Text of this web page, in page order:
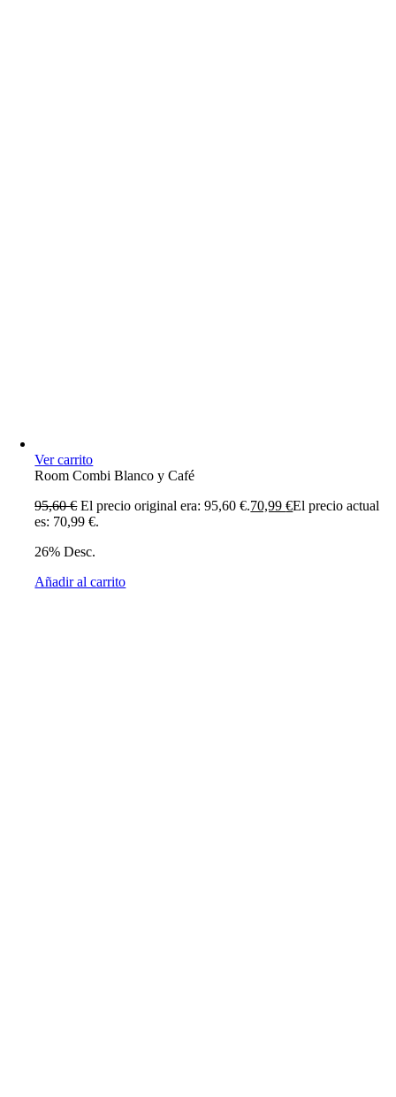
Ver carrito
Room Combi Blanco y Café
95,60€ El precio original era: 95,60 €.70,99€El precio actual
es: 70,99 €.
26% Desc.
Añadir al carrito